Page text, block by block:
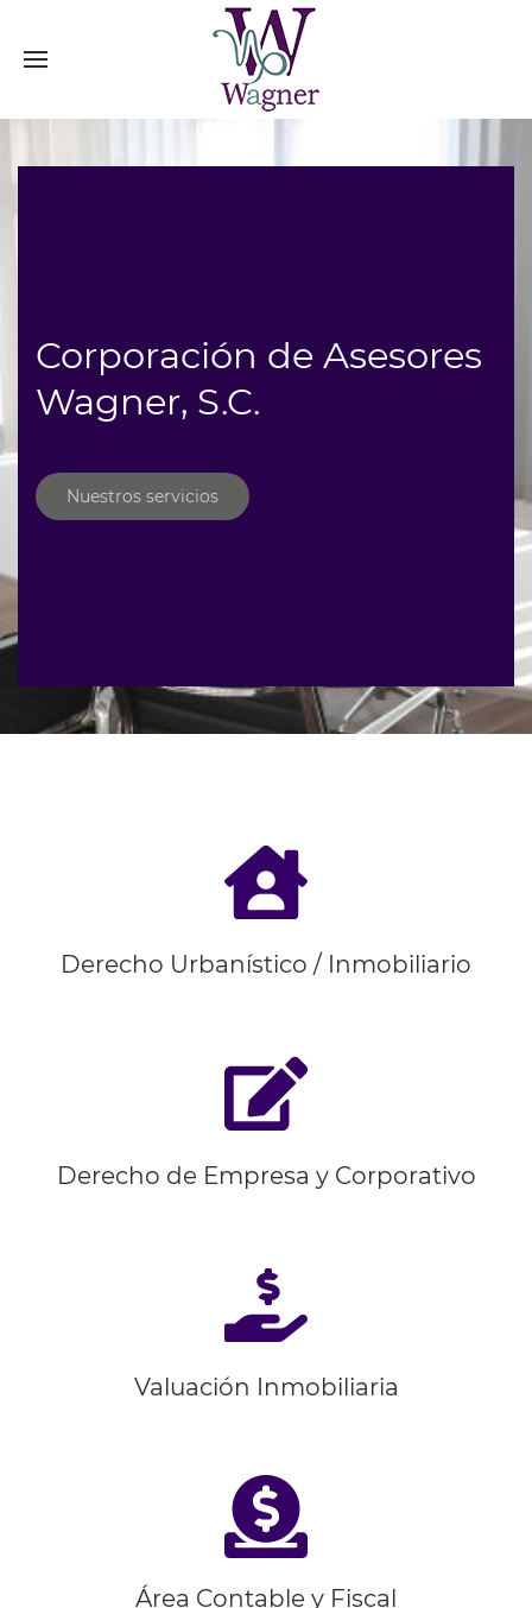
Corporación de Asesores
Wagner, S.C.
Nuestros servicios
Derecho Urbanístico / Inmobiliario
Derecho de Empresa y Corporativo
Valuación Inmobiliaria
Área Contable y Fiscal